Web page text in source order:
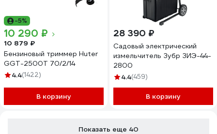
-5%
10 290 ₽
10 879 ₽
Бензиновый триммер Huter
GGT-2500Т 70/2/14
4.4(1422)
В корзину
28 390 ₽
Садовый электрический
измельчитель Зубр ЗИЭ-44-
2800
4.4(459)
В корзину
Показать еще 40